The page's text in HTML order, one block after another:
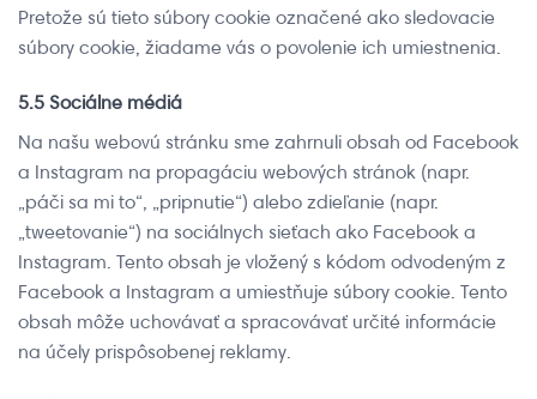
Pretože sú tieto súbory cookie označené ako sledovacie
súbory cookie, žiadame vás o povolenie ich umiestnenia.
5.5 Sociálne médiá
Na našu webovú stránku sme zahrnuli obsah od Facebook
a Instagram na propagáciu webových stránok (napr.
„páči sa mi to“, „pripnutie“) alebo zdieľanie (napr.
„tweetovanie“) na sociálnych sieťach ako Facebook a
Instagram. Tento obsah je vložený s kódom odvodeným z
Facebook a Instagram a umiestňuje súbory cookie. Tento
obsah môže uchovávať a spracovávať určité informácie
na účely prispôsobenej reklamy.